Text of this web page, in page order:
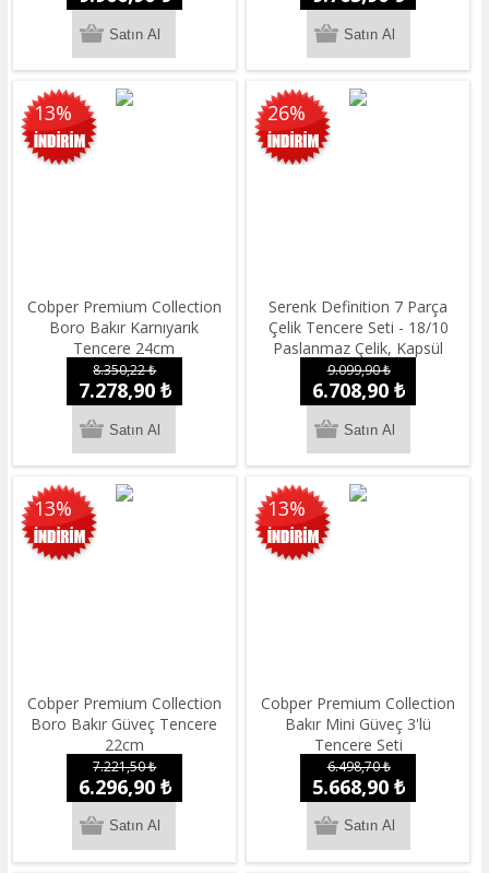
13%
Cobper Premium Collection
Boro Bakır Karnıyarık
Tencere 24cm
8.350,22 ₺
7.278,90 ₺
26%
Serenk Definition 7 Parça
Çelik Tencere Seti - 18/10
Paslanmaz Çelik, Kapsül
Taban
9.099,90 ₺
6.708,90 ₺
13%
Cobper Premium Collection
Boro Bakır Güveç Tencere
22cm
7.221,50 ₺
6.296,90 ₺
13%
Cobper Premium Collection
Bakır Mini Güveç 3'lü
Tencere Seti
6.498,70 ₺
5.668,90 ₺